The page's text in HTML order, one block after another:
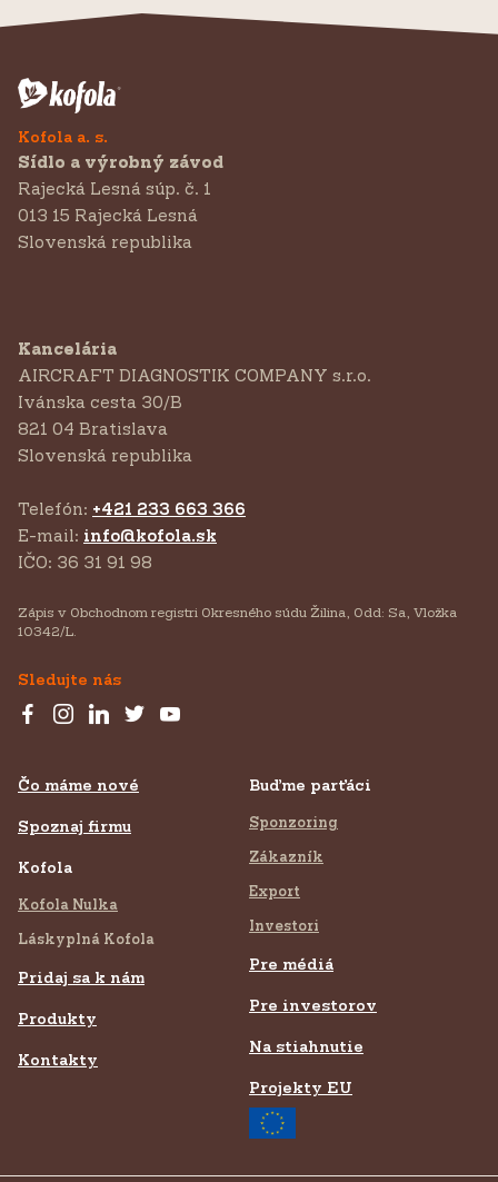
Kofola a. s.
Sídlo a výrobný závod
Rajecká Lesná súp. č. 1
013 15 Rajecká Lesná
Slovenská republika
Kancelária
AIRCRAFT DIAGNOSTIK COMPANY s.r.o.
‍Ivánska cesta 30/B
821 04 Bratislava
Slovenská republika
Telefón: +421 233 663 366
E-mail: info@kofola.sk
IČO: 36 31 91 98
Zápis v Obchodnom registri Okresného súdu Žilina, Odd: Sa, Vložka
10342/L.
Sledujte nás
Čo máme nové
Spoznaj firmu
Kofola
Kofola Nulka
Láskyplná Kofola
Pridaj sa k nám
Produkty
Kontakty
Buďme parťáci
Sponzoring
Zákazník
Export
Investori
Pre médiá
Pre investorov
Na stiahnutie
Projekty EU